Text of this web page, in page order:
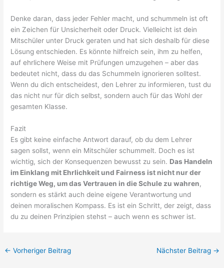
Denke daran, dass jeder Fehler macht, und schummeln ist oft
ein Zeichen für Unsicherheit oder Druck. Vielleicht ist dein
Mitschüler unter Druck geraten und hat sich deshalb für diese
Lösung entschieden. Es könnte hilfreich sein, ihm zu helfen,
auf ehrlichere Weise mit Prüfungen umzugehen – aber das
bedeutet nicht, dass du das Schummeln ignorieren solltest.
Wenn du dich entscheidest, den Lehrer zu informieren, tust du
das nicht nur für dich selbst, sondern auch für das Wohl der
gesamten Klasse.
Fazit
Es gibt keine einfache Antwort darauf, ob du dem Lehrer
sagen sollst, wenn ein Mitschüler schummelt. Doch es ist
wichtig, sich der Konsequenzen bewusst zu sein. Das Handeln
im Einklang mit Ehrlichkeit und Fairness ist nicht nur der
richtige Weg, um das Vertrauen in die Schule zu wahren,
sondern es stärkt auch deine eigene Verantwortung und
deinen moralischen Kompass. Es ist ein Schritt, der zeigt, dass
du zu deinen Prinzipien stehst – auch wenn es schwer ist.
← Vorheriger Beitrag Nächster Beitrag →